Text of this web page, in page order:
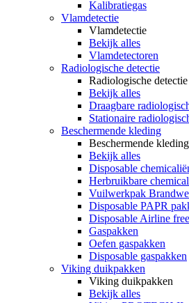
Kalibratiegas
Vlamdetectie
Vlamdetectie
Bekijk alles
Vlamdetectoren
Radiologische detectie
Radiologische detectie
Bekijk alles
Draagbare
Stationaire
Beschermende kleding
Beschermende kleding
Bekijk alles
Disposable
Herbruikbare
Vuilwerkpak
Disposable PAPR
Disposable Airline
Gaspakken
Oefen gaspakken
Disposable gaspakken
Viking duikpakken
Viking duikpakken
Bekijk alles